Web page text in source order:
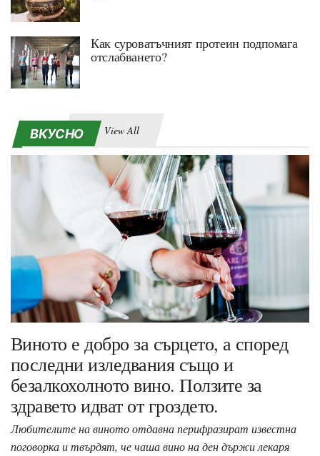
Как суроватъчният протеин подпомага
отслабването?
ВКУСНО View All
Виното е добро за сърцето, а според
последни изледвания също и
безалкохолното вино. Ползите за
здравето идват от гроздето.
Любителите на виното отдавна перифразират известна
поговорка и твърдят, че чаша вино на ден държи лекаря